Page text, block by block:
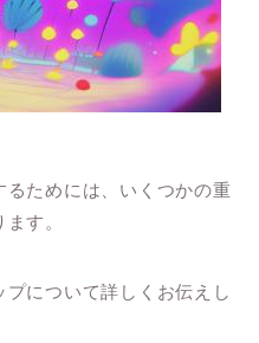
ためには、いくつかの重
す。
について詳しくお伝えし